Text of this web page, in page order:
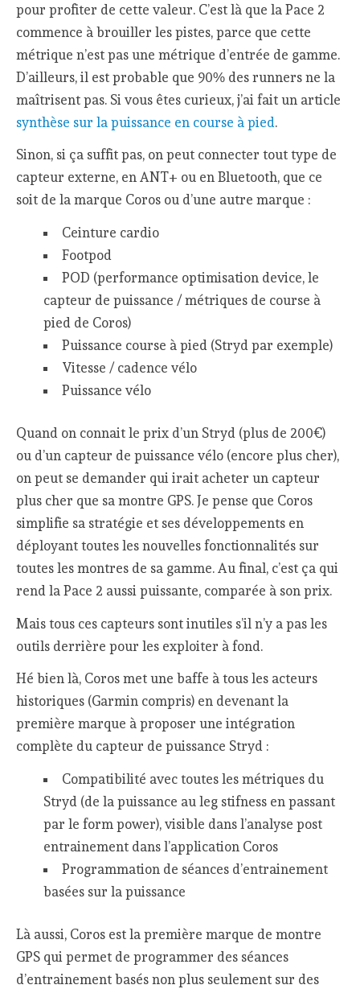
pour profiter de cette valeur. C’est là que la Pace 2
commence à brouiller les pistes, parce que cette
métrique n’est pas une métrique d’entrée de gamme.
D’ailleurs, il est probable que 90% des runners ne la
maîtrisent pas. Si vous êtes curieux, j’ai fait un article
synthèse sur la puissance en course à pied.
Sinon, si ça suffit pas, on peut connecter tout type de
capteur externe, en ANT+ ou en Bluetooth, que ce
soit de la marque Coros ou d’une autre marque :
Ceinture cardio
Footpod
POD (performance optimisation device, le
capteur de puissance / métriques de course à
pied de Coros)
Puissance course à pied (Stryd par exemple)
Vitesse / cadence vélo
Puissance vélo
Quand on connait le prix d’un Stryd (plus de 200€)
ou d’un capteur de puissance vélo (encore plus cher),
on peut se demander qui irait acheter un capteur
plus cher que sa montre GPS. Je pense que Coros
simplifie sa stratégie et ses développements en
déployant toutes les nouvelles fonctionnalités sur
toutes les montres de sa gamme. Au final, c’est ça qui
rend la Pace 2 aussi puissante, comparée à son prix.
Mais tous ces capteurs sont inutiles s’il n’y a pas les
outils derrière pour les exploiter à fond.
Hé bien là, Coros met une baffe à tous les acteurs
historiques (Garmin compris) en devenant la
première marque à proposer une intégration
complète du capteur de puissance Stryd :
Compatibilité avec toutes les métriques du
Stryd (de la puissance au leg stifness en passant
par le form power), visible dans l’analyse post
entrainement dans l’application Coros
Programmation de séances d’entrainement
basées sur la puissance
Là aussi, Coros est la première marque de montre
GPS qui permet de programmer des séances
d’entrainement basés non plus seulement sur des